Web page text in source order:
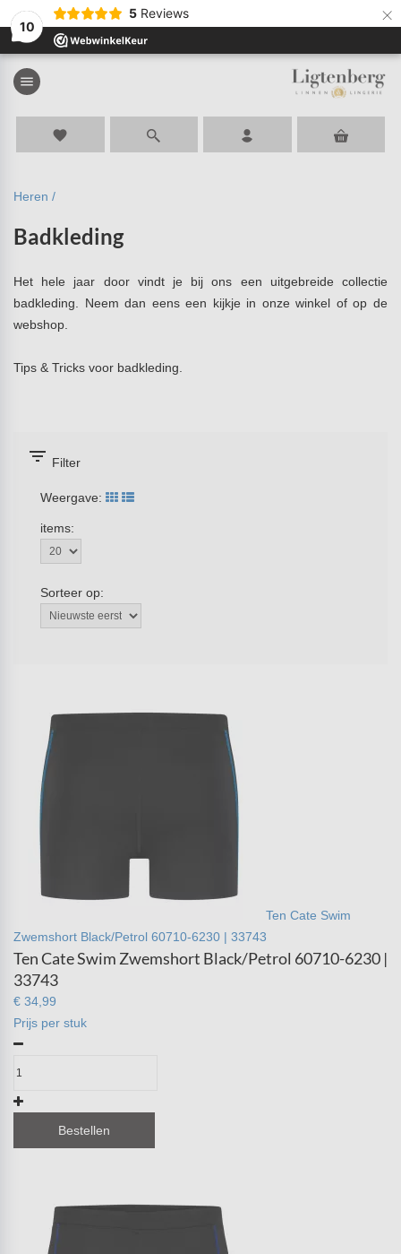
10
5 Reviews ×
menu
favorite
Heren /
Badkleding
Het hele jaar door vindt je bij ons een uitgebreide collectie
badkleding. Neem dan eens een kijkje in onze winkel of op de
webshop.
Tips & Tricks voor badkleding.
filter_list Filter
Weergave:
items:
Sorteer op:
Ten Cate Swim
Zwemshort Black/Petrol 60710-6230 | 33743
Ten Cate Swim Zwemshort Black/Petrol 60710-6230 |
33743
€ 34,99
Prijs per stuk
Bestellen
-30%
-30%
-30%
-30%
-30%